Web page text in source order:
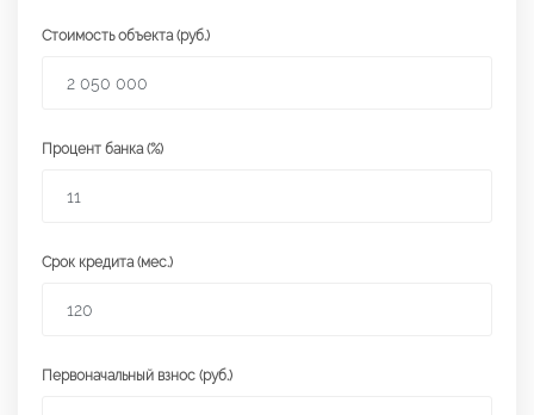
Стоимость объекта (руб.)
Процент банка (%)
Срок кредита (мес.)
Первоначальный взнос (руб.)